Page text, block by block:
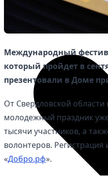
Международный
который пройдет в
презентовали в Доме
От Свердловской
молодежный праздник
тысячи участников, а
волонтеров.
«Добро.рф».